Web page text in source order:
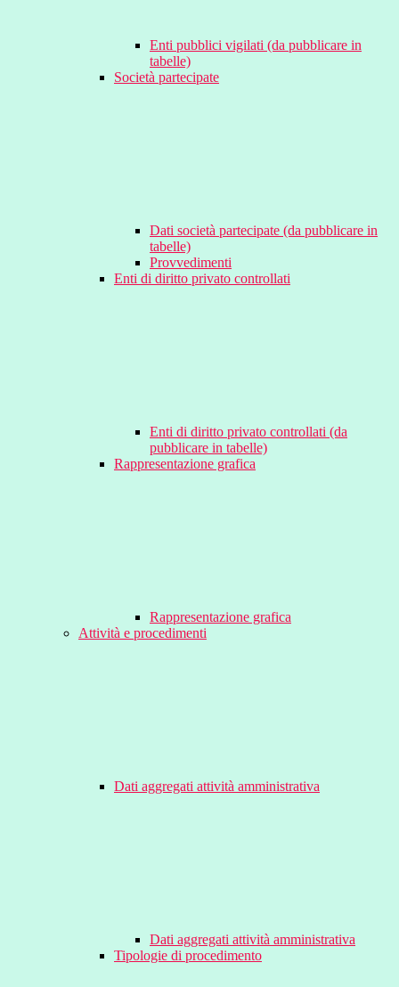
Enti pubblici vigilati (da pubblicare in
tabelle)
Società partecipate
Dati società partecipate (da pubblicare in
tabelle)
Provvedimenti
Enti di diritto privato controllati
Enti di diritto privato controllati (da
pubblicare in tabelle)
Rappresentazione grafica
Rappresentazione grafica
Attività e procedimenti
Dati aggregati attività amministrativa
Dati aggregati attività amministrativa
Tipologie di procedimento